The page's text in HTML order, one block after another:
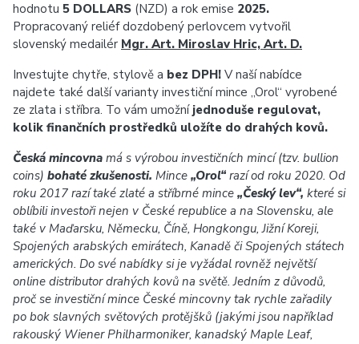
hodnotu 5 DOLLARS (NZD) a rok emise 2025.
Propracovaný reliéf dozdobený perlovcem vytvořil
slovenský medailér Mgr. Art. Miroslav Hric, Art. D.
Investujte chytře, stylově a bez DPH! V naší nabídce
najdete také další varianty investiční mince „Orol“ vyrobené
ze zlata i stříbra. To vám umožní jednoduše regulovat,
kolik finančních prostředků uložíte do drahých kovů.
Česká mincovna má s výrobou investičních mincí (tzv. bullion
coins) bohaté zkušenosti. Mince „Orol“ razí od roku 2020. Od
roku 2017 razí také zlaté a stříbrné mince „Český lev“, které si
oblíbili investoři nejen v České republice a na Slovensku, ale
také v Maďarsku, Německu, Číně, Hongkongu, Jižní Koreji,
Spojených arabských emirátech, Kanadě či Spojených státech
amerických. Do své nabídky si je vyžádal rovněž největší
online distributor drahých kovů na světě. Jedním z důvodů,
proč se investiční mince České mincovny tak rychle zařadily
po bok slavných světových protějšků (jakými jsou například
rakouský Wiener Philharmoniker, kanadský Maple Leaf,